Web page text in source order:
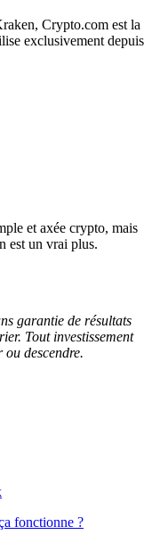
Crypto.com est la
exclusivement depuis
et axée crypto, mais
est un vrai plus.
garantie de résultats
Tout investissement
descendre.
fonctionne ?